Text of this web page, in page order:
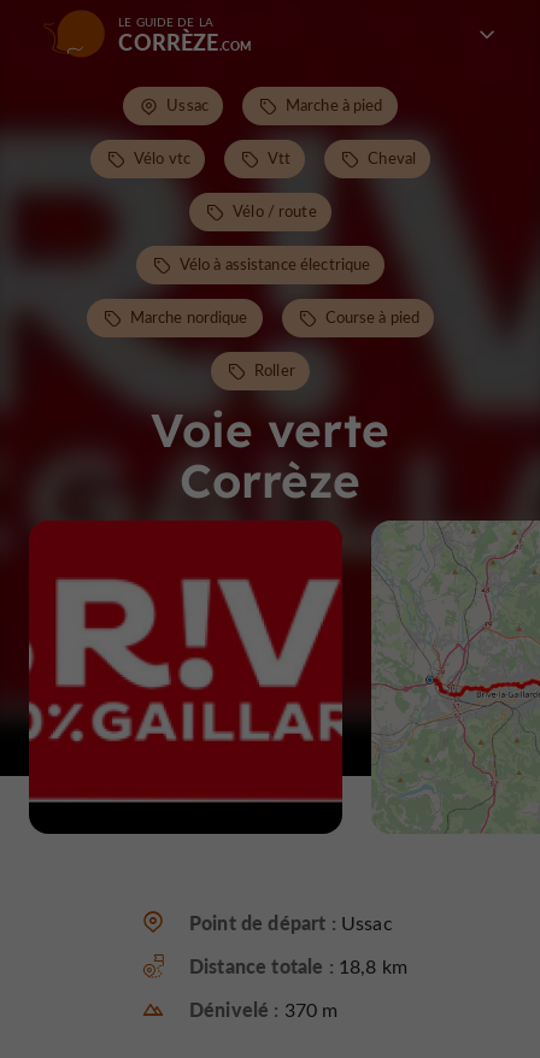
LE GUIDE DE LA
CORRÈZE
Voie verte
Corrèze
Ussac Marche à pied
Vélo vtc Vtt Cheval
Vélo / route
Vélo à assistance électrique
Marche nordique Course à pied
Roller
Point de départ : Ussac
Distance totale : 18,8 km
Dénivelé : 370 m